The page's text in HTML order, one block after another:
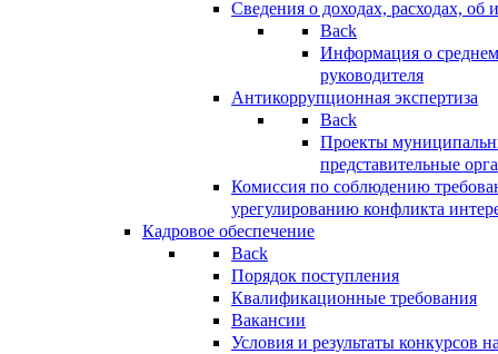
Сведения о доходах, расходах, об
Back
Информация о
руководителя
Антикоррупционная экспертиза
Back
Проекты
представительные
Комиссия по соблюдению
урегулированию конфликта
Кадровое обеспечение
Back
Порядок поступления
Квалификационные требования
Вакансии
Условия и результаты конкурсов